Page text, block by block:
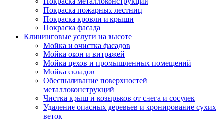
Покраска пожарных лестниц
Покраска кровли и крыши
Покраска фасада
Клининговые услуги на высоте
Мойка и очистка фасадов
Мойка окон и витражей
Мойка цехов и промышленных помещений
Мойка складов
Обеспыливание поверхностей
металлоконструкций
Чистка крыш и козырьков от снега и сосулек
Удаление опасных деревьев и кронирование сухих
веток